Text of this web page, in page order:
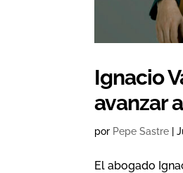
Ignacio
avanzar
por Pepe Sastre |
El abogado